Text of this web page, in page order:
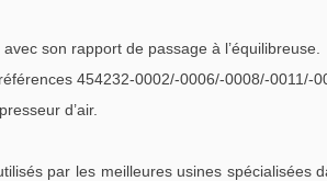
son rapport de passage à l’équilibreuse.
454232-0002/-0006/-0008/-
d’air.
par les meilleures usines